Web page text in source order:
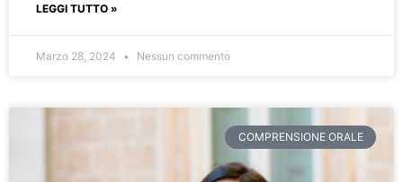
LEGGI TUTTO »
Marzo 28, 2024 Nessun commento
COMPRENSIONE ORALE